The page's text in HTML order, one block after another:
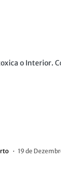
o Interior.
19 de